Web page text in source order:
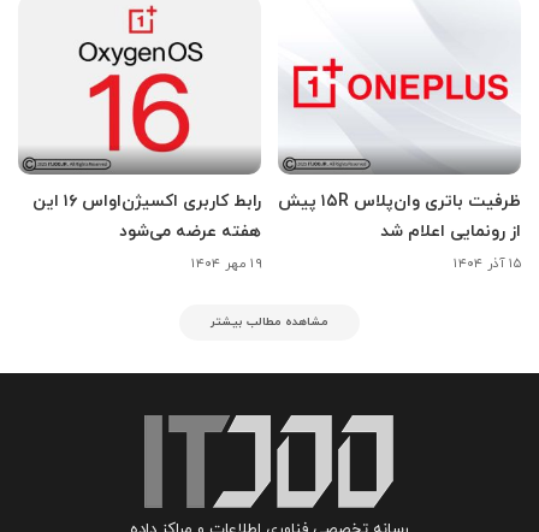
ظرفیت باتری وان‌پلاس ۱۵R پیش
از رونمایی اعلام شد
۱۵ آذر ۱۴۰۴
رابط کاربری اکسیژن‌اواس ۱۶ این
هفته عرضه می‌شود
۱۹ مهر ۱۴۰۴
مشاهده مطالب بیشتر